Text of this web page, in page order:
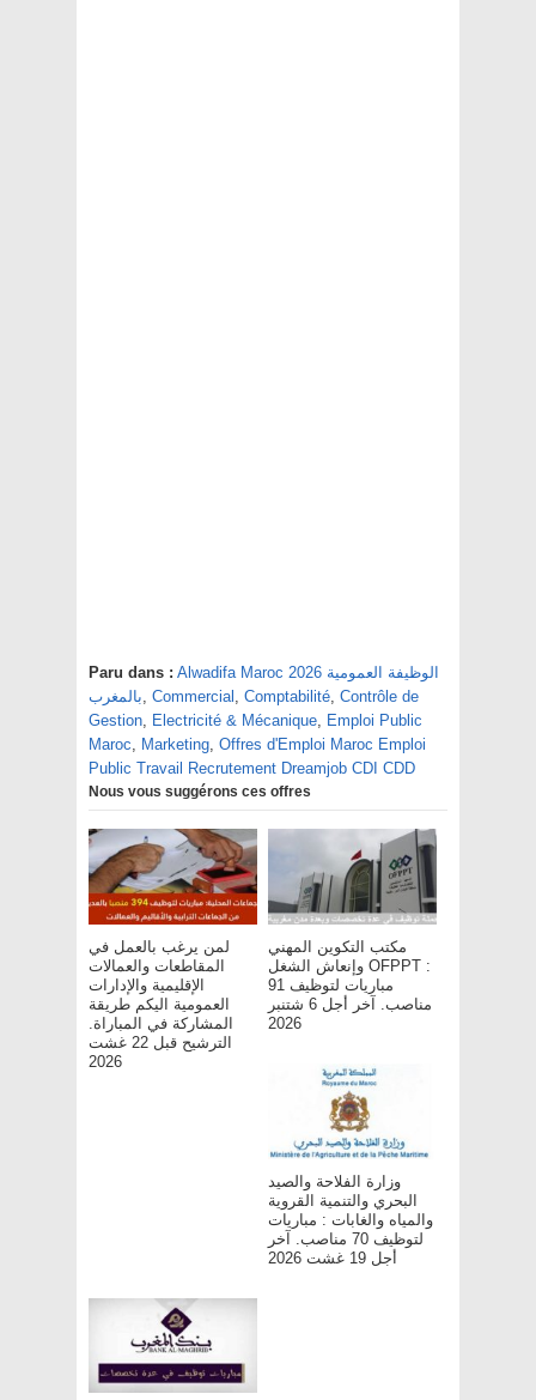
Paru dans : Alwadifa Maroc 2026 الوظيفة العمومية
بالمغرب, Commercial , Comptabilité, Contrôle de
Gestion, Electricité & Mécanique, Emploi Public
Maroc, Marketing, Offres d'Emploi Maroc Emploi
Public Travail Recrutement Dreamjob CDI CDD
Nous vous suggérons ces offres
لمن يرغب بالعمل في
المقاطعات والعمالات
الإقليمية والإدارات
العمومية اليكم طريقة
المشاركة في المباراة.
الترشيح قبل 22 غشت
2026
مكتب التكوين المهني
وإنعاش الشغل OFPPT :
مباريات لتوظيف 91
مناصب. آخر أجل 6 شتنبر
2026
وزارة الفلاحة والصيد
البحري والتنمية القروية
والمياه والغابات : مباريات
لتوظيف 70 مناصب. آخر
أجل 19 غشت 2026